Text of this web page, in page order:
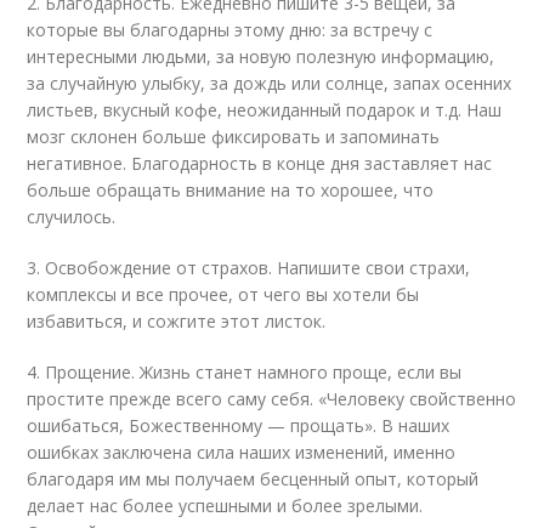
которые вы благодарны этому дню: за встречу с
интересными людьми, за новую полезную информацию,
за случайную улыбку, за дождь или солнце, запах осенних
листьев, вкусный кофе, неожиданный подарок и т.д. Наш
мозг склонен больше фиксировать и запоминать
негативное. Благодарность в конце дня заставляет нас
больше обращать внимание на то хорошее, что
случилось.
3. Освобождение от страхов. Напишите свои страхи,
комплексы и все прочее, от чего вы хотели бы
избавиться, и сожгите этот листок.
4. Прощение. Жизнь станет намного проще, если вы
простите прежде всего саму себя. «Человеку свойственно
ошибаться, Божественному — прощать». В наших
ошибках заключена сила наших изменений, именно
благодаря им мы получаем бесценный опыт, который
делает нас более успешными и более зрелыми.